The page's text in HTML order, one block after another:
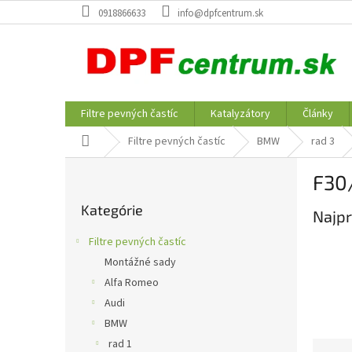
na
0918866633 info@dpfcentrum.sk
Filtre pevných častíc Katalyzátory Články
DomovFiltre pevných častíc BMW rad 3
kategórie
Kategórie
Filtre pevných častíc
Montážné sady
Alfa Romeo
Audi
BMW
rad 1